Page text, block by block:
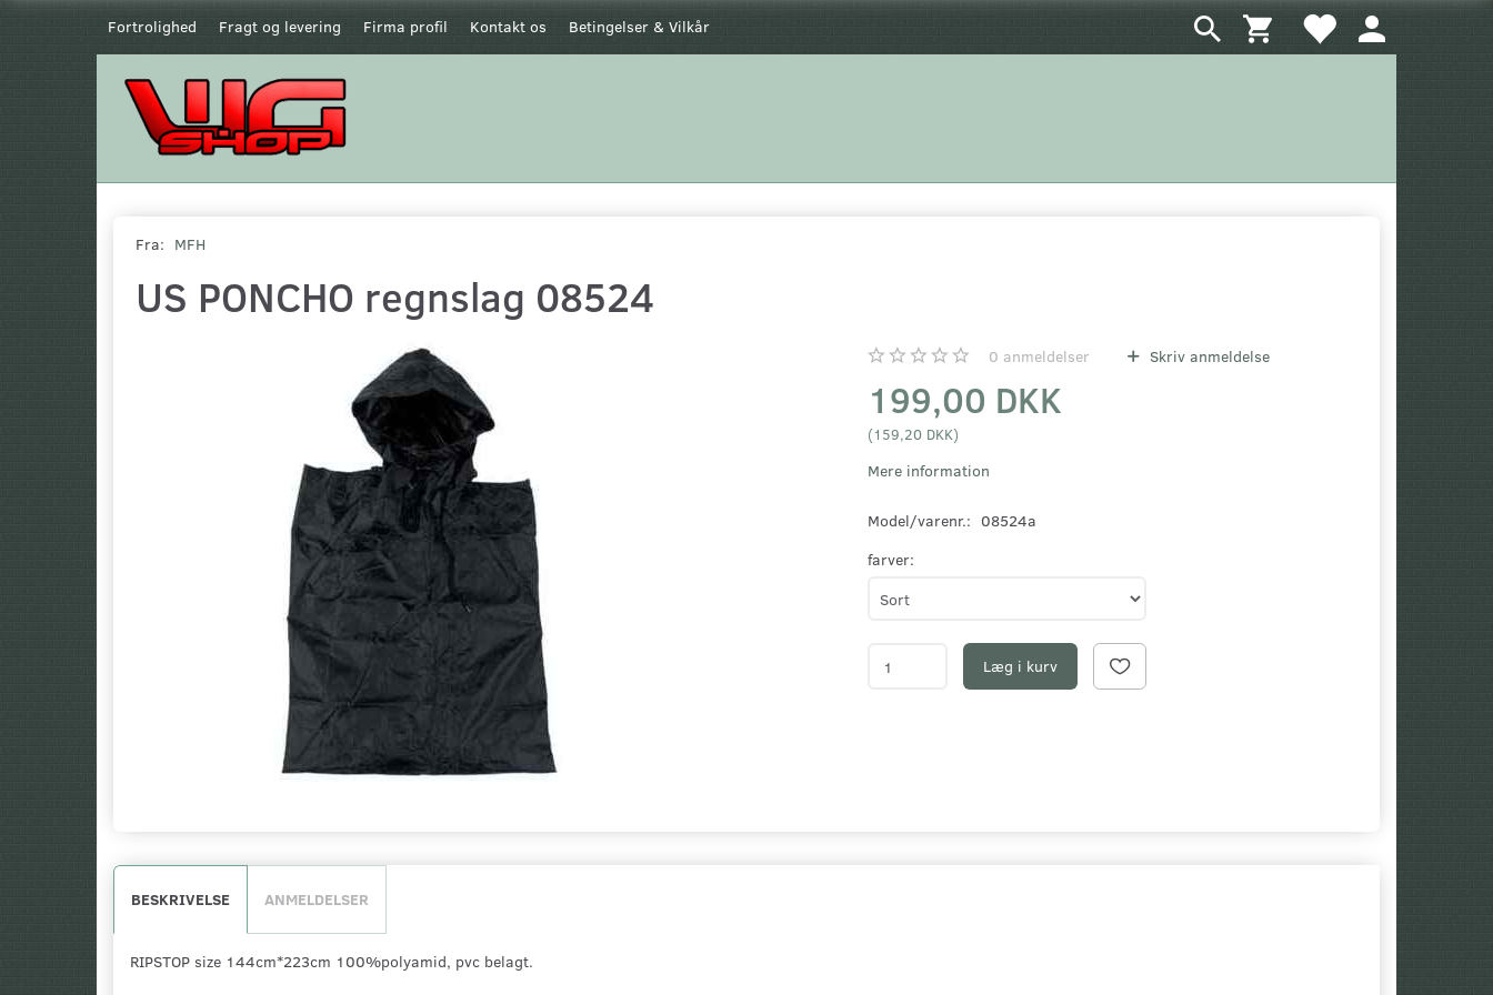
Fortrolighed Fragt og levering Firma profil Kontakt os Betingelser & Vilkår
Fra: MFH
US PONCHO regnslag 08524
0 anmeldelser Skriv anmeldelse
199,00 DKK
(159,20 DKK)
Mere information
Model/varenr.: 08524a
farver:
Læg i kurv
BESKRIVELSE ANMELDELSER
RIPSTOP size 144cm*223cm 100%polyamid, pvc belagt.